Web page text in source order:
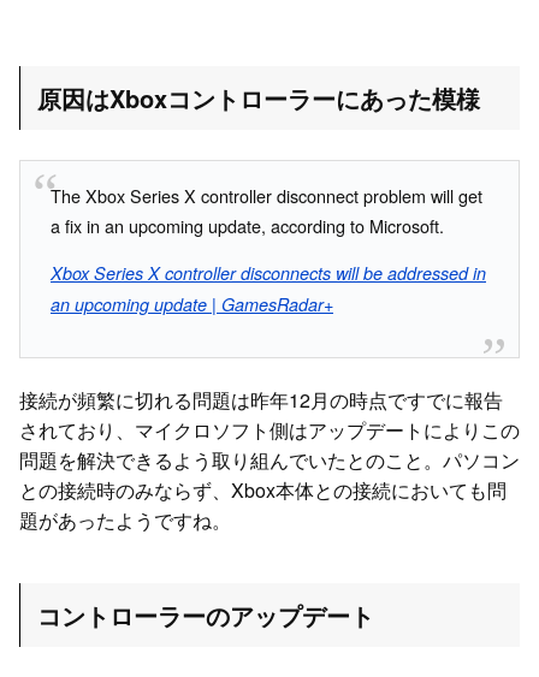
原因はXboxコントローラーにあった模様
The Xbox Series X controller disconnect problem will get
a fix in an upcoming update, according to Microsoft.
Xbox Series X controller disconnects will be addressed in
an upcoming update | GamesRadar+
接続が頻繁に切れる問題は昨年12月の時点ですでに報告
されており、マイクロソフト側はアップデートによりこの
問題を解決できるよう取り組んでいたとのこと。パソコン
との接続時のみならず、Xbox本体との接続においても問
題があったようですね。
コントローラーのアップデート